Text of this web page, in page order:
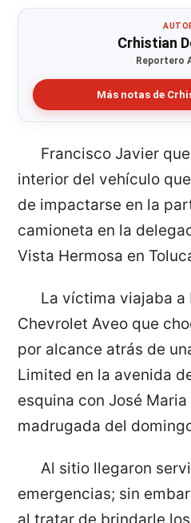
Crhistian
Reportero
Más notas de
Francisco Javier
interior del vehículo
de impactarse en la
camioneta en la
Vista Hermosa en
La víctima viajaba a
Chevrolet Aveo que
por alcance atrás de
Limited en la avenida
esquina con José
madrugada del
Al sitio llegaron
emergencias; sin
al tratar de brindarle